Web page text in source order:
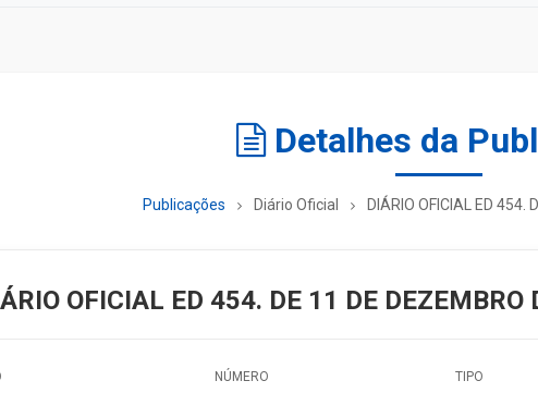
Detalhes da
Publicações Diário Oficial DIÁRIO OFICIAL ED 454.
OFICIAL ED 454. DE 11 DE DEZEMBRO
NÚMERO TIPO